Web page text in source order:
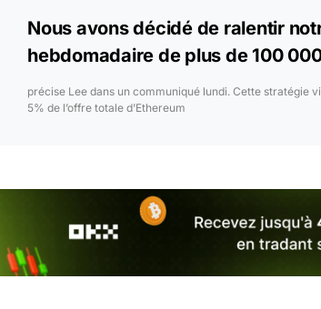
Nous avons décidé de ralentir
hebdomadaire de plus de 100
précise Lee dans un communiqué lundi. Cette stratégie
5% de l’offre totale d’Ethereum